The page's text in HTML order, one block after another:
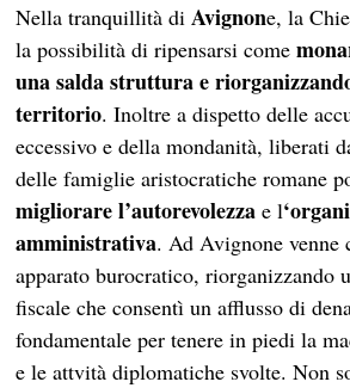
Nella tranquillità diAvignone, la
la possibilità di ripensarsi come
una salda struttura e
territorio. Inoltre a dispetto delle
eccessivo e della mondanità, liberati
delle famiglie aristocratiche romane
migliorare l’autorevolezza e l
amministrativa. Ad Avignone venne
apparato burocratico, riorganizzando
fiscale che consentì un afflusso di
fondamentale per tenere in piedi la
e le attvità diplomatiche svolte. Non